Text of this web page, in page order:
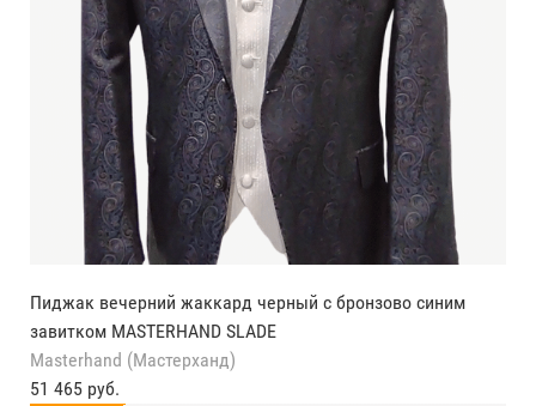
Пиджак вечерний жаккард черный с бронзово синим
завитком MASTERHAND SLADE
Masterhand (Мастерханд)
51 465 руб.